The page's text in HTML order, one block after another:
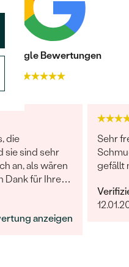
Google Bewertungen
die
sie sind sehr
an, als wären
Dank für Ihre
und Familien
anzeigen
Sehr
gefällt